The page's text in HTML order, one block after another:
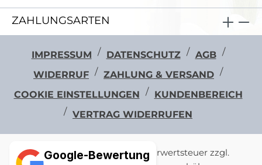
ZAHLUNGSARTEN
IMPRESSUM / DATENSCHUTZ / AGB /
WIDERRUF / ZAHLUNG & VERSAND /
COOKIE EINSTELLUNGEN /
KUNDENBEREICH
/ VERTRAG WIDERRUFEN
Alle Preise exkl. gesetzl. Mehrwertsteuer zzgl.
Google-Bewertung